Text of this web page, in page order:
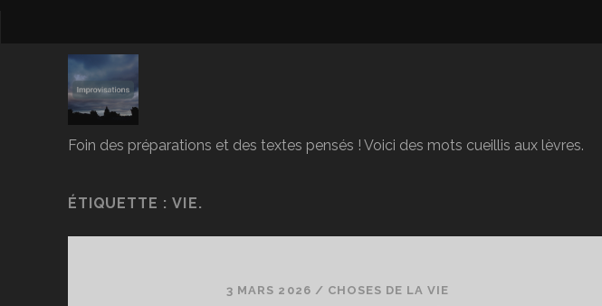
Foin des préparations et des textes pensés ! Voici des mots cueillis aux lèvres.
ÉTIQUETTE :VIE.
3 MARS 2026 / CHOSES DE LA VIE